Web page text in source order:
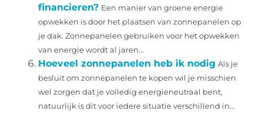
financieren? Een manier van groene energie
opwekken is door het plaatsen van zonnepanelen op
je dak. Zonnepanelen gebruiken voor het opwekken
van energie wordt al jaren...
Hoeveel zonnepanelen heb ik nodig Als je
besluit om zonnepanelen te kopen wil je misschien
wel zorgen dat je volledig energieneutraal bent,
natuurlijk is dit voor iedere situatie verschillend in...